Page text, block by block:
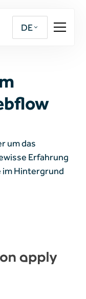
DE
um das
Erfahrung
im Hintergrund